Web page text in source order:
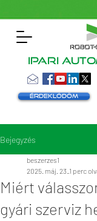
Ipari
Érdeklődöm
Bejegyzés
Miért
gyári szerviz
beszerzes1
2025. máj. 23. 1 perc